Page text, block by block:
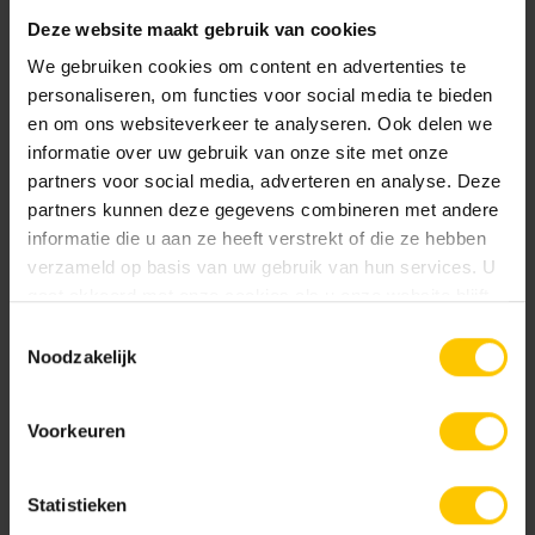
Deze website maakt gebruik van cookies
We gebruiken cookies om content en advertenties te
personaliseren, om functies voor social media te bieden
en om ons websiteverkeer te analyseren. Ook delen we
informatie over uw gebruik van onze site met onze
partners voor social media, adverteren en analyse. Deze
partners kunnen deze gegevens combineren met andere
informatie die u aan ze heeft verstrekt of die ze hebben
verzameld op basis van uw gebruik van hun services. U
Noodzakelijk
Voorkeuren
Statistieken
GeoStylistix a été utilisée dans la couleur Dover White.
Elles peuvent être posées directement sur le mur (intérieur)
et, grâce à leur faible épaisseur, la perte d'espace est
minimale. Les briques de parement conviennent non
seulement pour l'intérieur, mais aussi pour l'extérieur.
Mise en œuvre
nécessitent toutes deux un joint de dilatation adapté. Cela
en cas de changements climatiques. La dilatation dépend
en partie du support. Les plaquettes de parement peuvent
être posées directement sur la façade ou sur des panneaux
isolants. Pour une mise en œuvre correcte, demandez